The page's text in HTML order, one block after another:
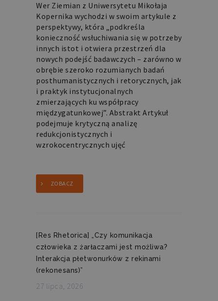
Wer Ziemian z Uniwersytetu Mikołaja
Kopernika wychodzi w swoim artykule z
perspektywy, która „podkreśla
konieczność wsłuchiwania się w potrzeby
innych istot i otwiera przestrzeń dla
nowych podejść badawczych – zarówno w
obrębie szeroko rozumianych badań
posthumanistycznych i retorycznych, jak
i praktyk instytucjonalnych
zmierzających ku współpracy
międzygatunkowej”. Abstrakt Artykuł
podejmuje krytyczną analizę
redukcjonistycznych i
wzrokocentrycznych ujęć
ZOBACZ
[Res Rhetorica] „Czy komunikacja
człowieka z żarłaczami jest możliwa?
Interakcja płetwonurków z rekinami
(rekonesans)”
27 lipca, 2026